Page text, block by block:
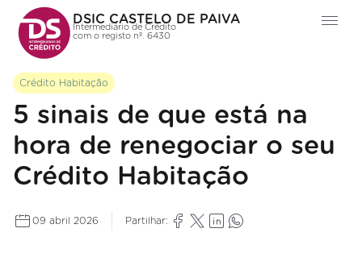
DSIC CASTELO DE PAIVA
Intermediário de Crédito
com o registo nº. 6430
Crédito Habitação
5 sinais de que está na
hora de renegociar o seu
Crédito Habitação
09 abril 2026 Partilhar: